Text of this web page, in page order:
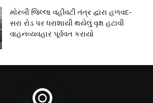
મોરબી જિલ્લા વહીવટી તંત્ર દ્વારા હળવદ-
સરા રોડ પર ધરાશાયી થયેલું વૃક્ષ હટાવી
વાહનવ્યવહાર પૂર્વવત કરાયો